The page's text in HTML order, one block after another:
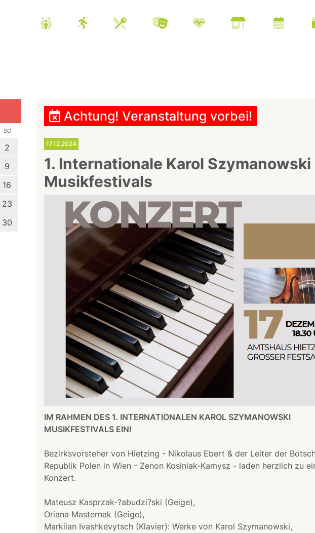
SO
2
9
16
23
30
Achtung! Veranstaltung vorbei!
17.12.2024
1. Internationale Karol Szymanowski
Musikfestivals
IM RAHMEN DES 1. INTERNATIONALEN KAROL SZYMANOWSKI
MUSIKFESTIVALS EIN!
Bezirksvorsteher von Hietzing - Nikolaus Ebert & der Leiter der
Republik Polen in Wien - Zenon Kosiniak-Kamysz - laden herzlich zu
Konzert.
Mateusz Kasprzak-?abudzi?ski (Geige),
Oriana Masternak (Geige),
Markiian Ivashkevytsch (Klavier): Werke von Karol Szymanowski,